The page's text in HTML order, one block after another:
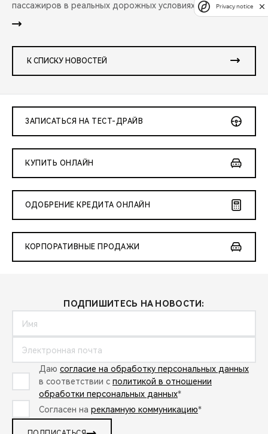
пассажиров в реальных дорожных условиях.
К СПИСКУ НОВОСТЕЙ
ЗАПИСАТЬСЯ НА ТЕСТ-ДРАЙВ
КУПИТЬ ОНЛАЙН
ОДОБРЕНИЕ КРЕДИТА ОНЛАЙН
КОРПОРАТИВНЫЕ ПРОДАЖИ
ПОДПИШИТЕСЬ НА НОВОСТИ:
Даю согласие на обработку персональных данных
в соответствии с политикой в отношении
обработки персональных данных*
Согласен на рекламную коммуникацию*
Privacy notice